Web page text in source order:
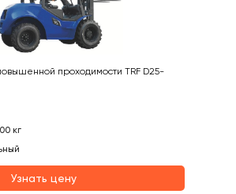
проходимости TRF D25-
кг
Узнать цену